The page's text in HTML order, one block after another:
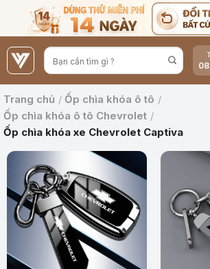
nội
dung
Trang chủ / Ốp chìa khóa ô tô /
Ốp chìa khóa ô tô Chevrolet /
Ốp chìa khóa xe Chevrolet Captiva